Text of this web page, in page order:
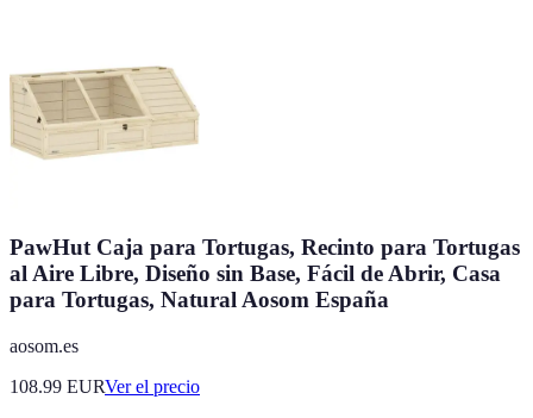
PawHut Caja para Tortugas, Recinto para Tortugas
al Aire Libre, Diseño sin Base, Fácil de Abrir, Casa
para Tortugas, Natural Aosom España
aosom.es
108.99 EURVer el precio